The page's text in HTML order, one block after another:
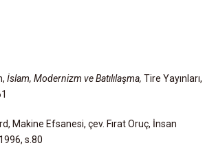
İslam, Modernizm ve Batılılaşma, Tire Yayınları,
Makine Efsanesi, çev. Fırat Oruç, İnsan
s.80